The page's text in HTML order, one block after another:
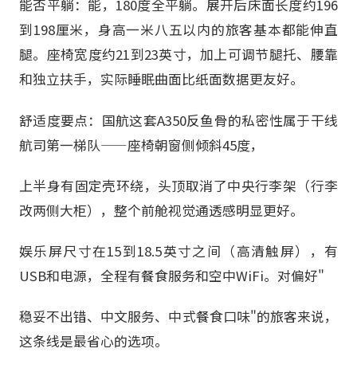
能否平躺：能，180度全平躺。展开后床面长度约196
到198厘米，身高一米八五以内的旅客基本都能伸直
腿。座椅宽度约21到23英寸，加上可调节腿托、腰靠
和独立扶手，实际睡眠曲面比纸面数据更友好。
舒适度要点：国航这套A350反鱼骨的私密性属于干线
航司第一梯队——座椅朝窗侧倾斜45度，
上半身有固定壳环绕，头顶取消了中央行李架（行李
改两侧大柜），整个前舱视觉通透感明显更好。
娱乐屏尺寸在15到18.5英寸之间（高清触屏），有
USB和电源，全程有餐食服务和空中WiFi。对偏好"
稳妥不出错、中文服务、中式餐食口味"的旅客来说，
这条线是最省心的选项。